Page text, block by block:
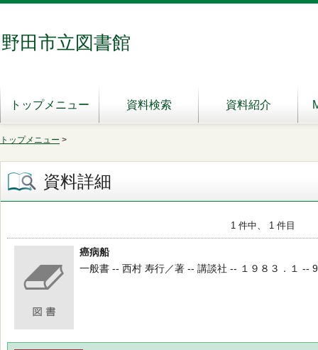
野田市立図書館
トップメニュー 資料検索 資料紹介
トップメニュー >
資料詳細
1 件中、 1 件目
癌病船
一般書 -- 西村 寿行／著 -- 講談社 -- １９８３．１ --